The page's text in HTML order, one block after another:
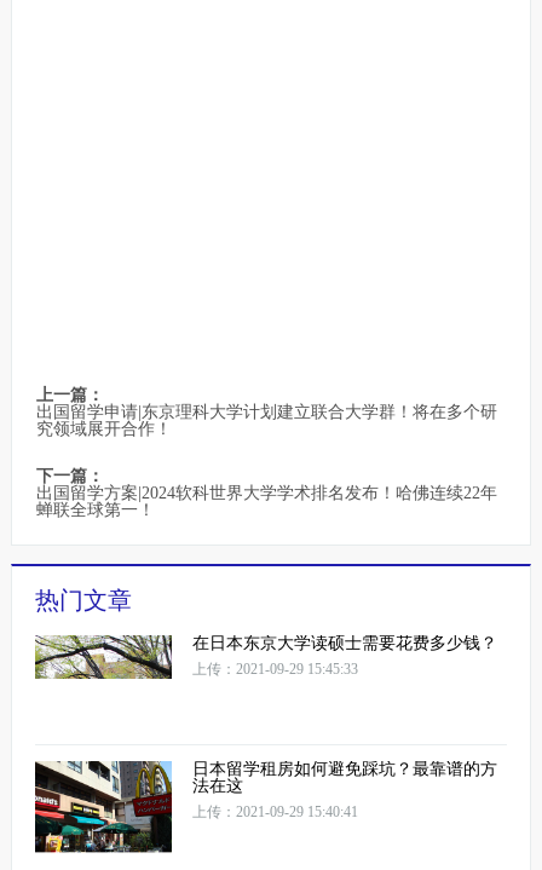
上一篇：
出国留学申请|东京理科大学计划建立联合大学群！将在多个研
究领域展开合作！
下一篇：
出国留学方案|2024软科世界大学学术排名发布！哈佛连续22年
蝉联全球第一！
热门文章
在日本东京大学读硕士需要花费多少钱？
上传：2021-09-29 15:45:33
日本留学租房如何避免踩坑？最靠谱的方
法在这
上传：2021-09-29 15:40:41